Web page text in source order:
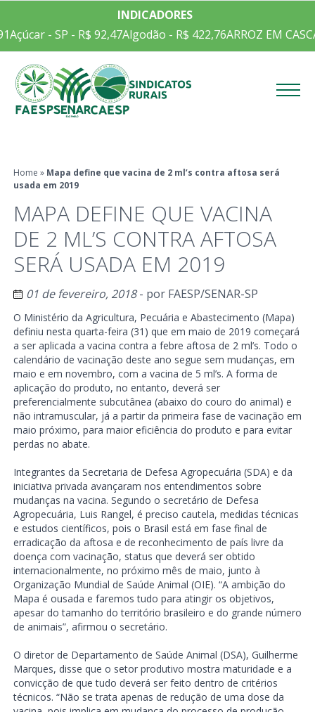
INDICADORES
Açúcar - SP - R$ 92,47Algodão - R$ 422,76ARROZ EM
Home » Mapa define que vacina de 2 ml’s contra aftosa será
usada em 2019
MAPA DEFINE QUE VACINA
DE 2 ML’S CONTRA AFTOSA
SERÁ USADA EM 2019
01 de fevereiro, 2018- por FAESP/SENAR-SP
O Ministério da Agricultura, Pecuária e Abastecimento (Mapa)
definiu nesta quarta-feira (31) que em maio de 2019 começará
a ser aplicada a vacina contra a febre aftosa de 2 ml’s. Todo o
calendário de vacinação deste ano segue sem mudanças, em
maio e em novembro, com a vacina de 5 ml’s. A forma de
aplicação do produto, no entanto, deverá ser
preferencialmente subcutânea (abaixo do couro do animal) e
não intramuscular, já a partir da primeira fase de vacinação em
maio próximo, para maior eficiência do produto e para evitar
perdas no abate.
Integrantes da Secretaria de Defesa Agropecuária (SDA) e da
iniciativa privada avançaram nos entendimentos sobre
mudanças na vacina. Segundo o secretário de Defesa
Agropecuária, Luis Rangel, é preciso cautela, medidas técnicas
e estudos científicos, pois o Brasil está em fase final de
erradicação da aftosa e de reconhecimento de país livre da
doença com vacinação, status que deverá ser obtido
internacionalmente, no próximo mês de maio, junto à
Organização Mundial de Saúde Animal (OIE). “A ambição do
Mapa é ousada e faremos tudo para atingir os objetivos,
apesar do tamanho do território brasileiro e do grande número
de animais”, afirmou o secretário.
O diretor de Departamento de Saúde Animal (DSA), Guilherme
Marques, disse que o setor produtivo mostra maturidade e a
convicção de que tudo deverá ser feito dentro de critérios
técnicos. “Não se trata apenas de redução de uma dose da